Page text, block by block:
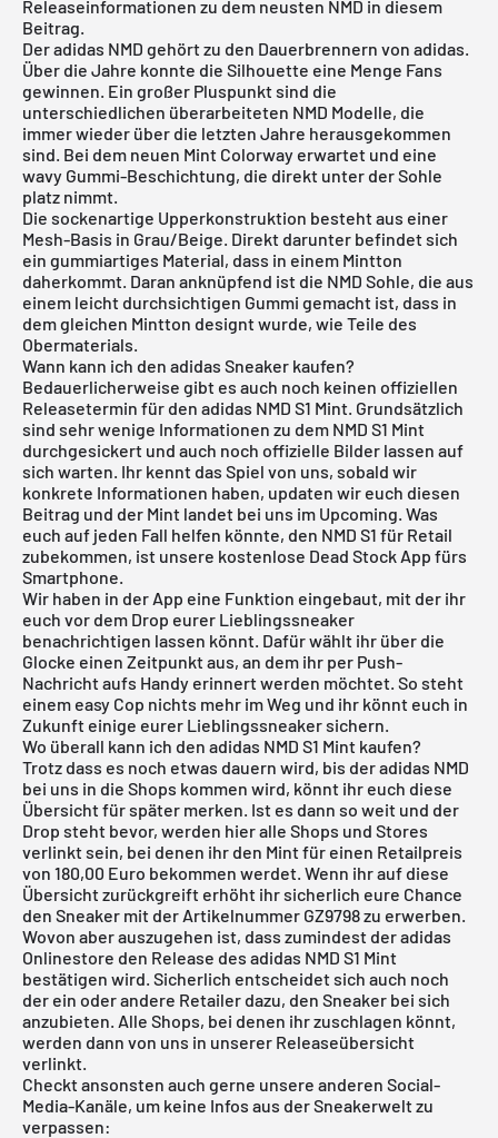
Releaseinformationen zu dem neusten NMD in diesem
Beitrag.
Deradidas NMD gehört zu den Dauerbrennern von adidas.
Über die Jahre konnte die Silhouette eine Menge Fans
gewinnen. Ein großer Pluspunkt sind die
unterschiedlichen überarbeiteten NMD Modelle, die
immer wieder über die letzten Jahre herausgekommen
sind. Bei dem neuen Mint Colorway erwartet und eine
wavy Gummi-Beschichtung, die direkt unter der Sohle
platz nimmt.
Die sockenartige Upperkonstruktion besteht aus einer
Mesh-Basis in Grau/Beige. Direkt darunter befindet sich
ein gummiartiges Material, dass in einem Mintton
daherkommt. Daran anknüpfend ist die NMD Sohle, die aus
einem leicht durchsichtigen Gummi gemacht ist, dass in
dem gleichen Mintton designt wurde, wie Teile des
Obermaterials.
Wann kann ich den adidas Sneaker kaufen?
Bedauerlicherweise gibt es auch noch keinen offiziellen
Releasetermin für den adidas NMD S1 Mint. Grundsätzlich
sind sehr wenige Informationen zu dem NMD S1 Mint
durchgesickert und auch noch offizielle Bilder lassen auf
sich warten. Ihr kennt das Spiel von uns, sobald wir
konkrete Informationen haben, updaten wir euch diesen
Beitrag und der Mint landet bei uns im Upcoming. Was
euch auf jeden Fall helfen könnte, den NMD S1 für Retail
zubekommen, ist unsere kostenlose Dead Stock App fürs
Smartphone.
Wir haben in der App eine Funktion eingebaut, mit der ihr
euch vor dem Drop eurer Lieblingssneaker
benachrichtigen lassen könnt. Dafür wählt ihr über die
Glocke einen Zeitpunkt aus, an dem ihr per Push-
Nachricht aufs Handy erinnert werden möchtet. So steht
einem easy Cop nichts mehr im Weg und ihr könnt euch in
Zukunft einige eurer Lieblingssneaker sichern.
Wo überall kann ich den adidas NMD S1 Mint kaufen?
Trotz dass es noch etwas dauern wird, bis der adidas NMD
bei uns in die Shops kommen wird, könnt ihr euch diese
Übersicht für später merken. Ist es dann so weit und der
Drop steht bevor, werden hier alle Shops und Stores
verlinkt sein, bei denen ihr den Mint für einen Retailpreis
von 180,00 Euro bekommen werdet. Wenn ihr auf diese
Übersicht zurückgreift erhöht ihr sicherlich eure Chance
den Sneaker mit der Artikelnummer GZ9798 zu erwerben.
Wovon aber auszugehen ist, dass zumindest der adidas
Onlinestore den Release des adidas NMD S1 Mint
bestätigen wird. Sicherlich entscheidet sich auch noch
der ein oder andere Retailer dazu, den Sneaker bei sich
anzubieten. Alle Shops, bei denen ihr zuschlagen könnt,
werden dann von uns in unserer Releaseübersicht
verlinkt.
Checkt ansonsten auch gerne unsere anderen Social-
Media-Kanäle, um keine Infos aus der Sneakerwelt zu
verpassen: